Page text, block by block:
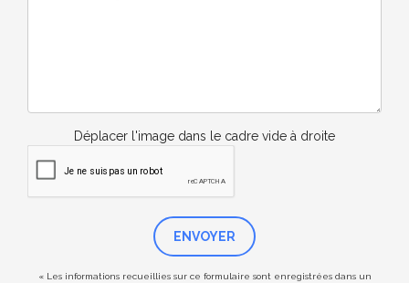
Déplacer l'image dans le cadre vide à droite
ENVOYER
« Les informations recueillies sur ce formulaire sont enregistrées dans un